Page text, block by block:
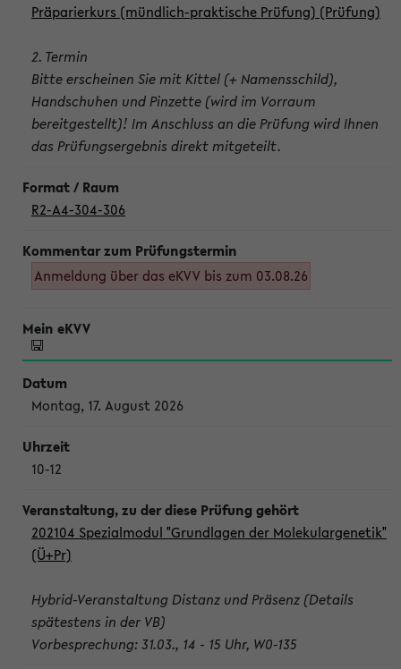
Präparierkurs (mündlich-praktische Prüfung) (Prüfung)
2. Termin
Bitte erscheinen Sie mit Kittel (+ Namensschild),
Handschuhen und Pinzette (wird im Vorraum
bereitgestellt)! Im Anschluss an die Prüfung wird Ihnen
das Prüfungsergebnis direkt mitgeteilt.
R2-A4-304-306
Anmeldung über das eKVV bis zum 03.08.26
Montag, 17. August 2026
10-12
202104 Spezialmodul "Grundlagen der Molekulargenetik"
(Ü+Pr)
Hybrid-Veranstaltung Distanz und Präsenz (Details
spätestens in der VB)
Vorbesprechung: 31.03., 14 - 15 Uhr, W0-135